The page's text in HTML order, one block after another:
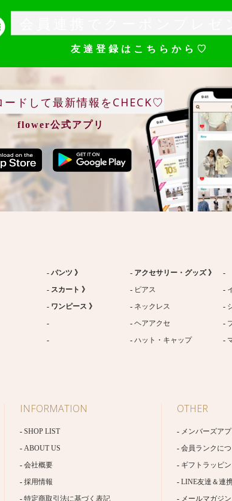
友達登録はこちらから♡
ードして最新情報をCHECK♡
flower公式アプリ
パンツ 》
アクセサリー・グッズ 》
スカート 》 ピアス
ワンピース 》 ネックレス
ヘアアクセ
ハット・キャップ
INFORMATION
SHOP LIST
ABOUT US
会社概要
採用情報
特定商取引法に基づく表記
OTHER
メンバーズア
会員ランクに
ギフトラッピ
LINE友達＆連
メールマガジン